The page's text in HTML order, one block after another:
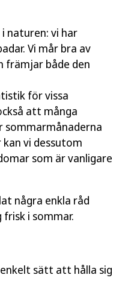
naturen: vi har
Vi mår bra av
både den
för vissa
att många
sommarmånaderna
vi dessutom
som är vanligare
några enkla råd
i sommar.
sätt att hålla sig